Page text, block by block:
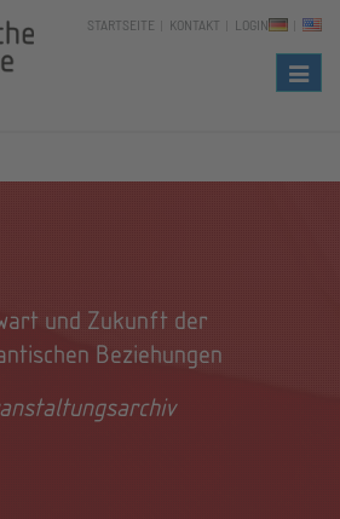
STARTSEITE KONTAKT LOGIN
und Zukunft der
Beziehungen